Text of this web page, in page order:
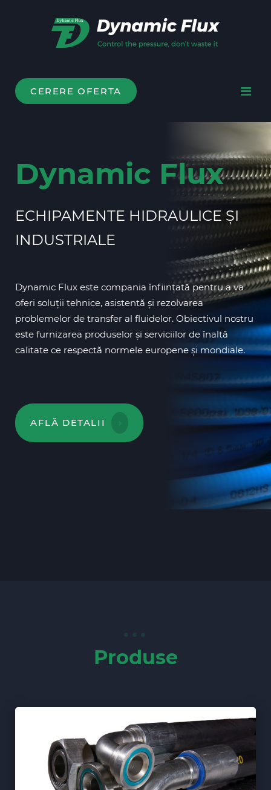
CERERE OFERTA
Dynamic Flux
ECHIPAMENTE HIDRAULICE ȘI
INDUSTRIALE
Dynamic Flux este compania înființată pentru a va
oferi soluții tehnice, asistentă și rezolvarea
problemelor de transfer al fluidelor. Obiectivul nostru
este furnizarea produselor și serviciilor de înaltă
calitate ce respectă normele europene și mondiale.
AFLĂ DETALII
Produse